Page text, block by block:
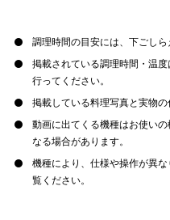
調理時間の目安には、下ごしら
掲載されている調理時間・温
行ってください。
掲載している料理写真と実物の
動画に出てくる機種はお使い
なる場合があります。
機種により、仕様や操作が異
覧ください。